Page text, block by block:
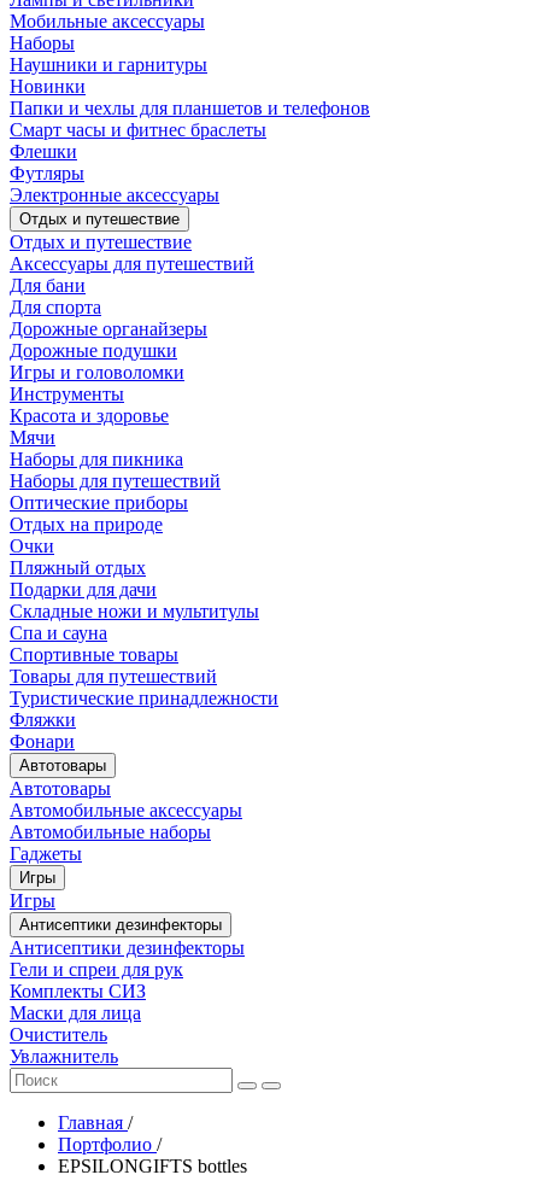
Мобильные аксессуары
Наборы
Наушники и гарнитуры
Новинки
Папки и чехлы для планшетов и телефонов
Смарт часы и фитнес браслеты
Флешки
Футляры
Электронные аксессуары
Отдых и путешествие
Отдых и путешествие
Аксессуары для путешествий
Для бани
Для спорта
Дорожные органайзеры
Дорожные подушки
Игры и головоломки
Инструменты
Красота и здоровье
Мячи
Наборы для пикника
Наборы для путешествий
Оптические приборы
Отдых на природе
Очки
Пляжный отдых
Подарки для дачи
Складные ножи и мультитулы
Спа и сауна
Спортивные товары
Товары для путешествий
Туристические принадлежности
Фляжки
Фонари
Автотовары
Автотовары
Автомобильные аксессуары
Автомобильные наборы
Гаджеты
Игры
Игры
Антисептики дезинфекторы
Антисептики дезинфекторы
Гели и спреи для рук
Комплекты СИЗ
Маски для лица
Очиститель
Увлажнитель
Главная /
Портфолио /
EPSILONGIFTS bottles